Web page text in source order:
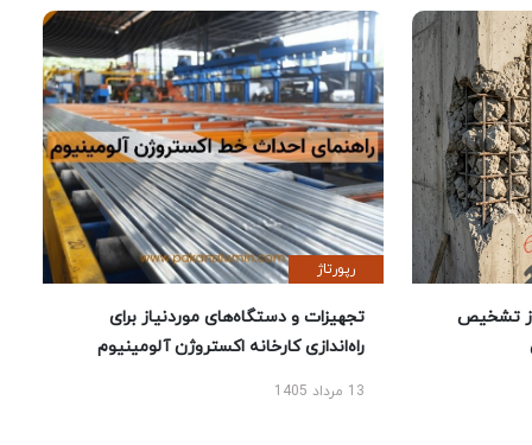
تشخیص
رپورتاژ
تجهیزات و دستگاه‌های موردنیاز برای
راه‌اندازی کارخانه اکستروژن آلومینیوم
13 مرداد 1405